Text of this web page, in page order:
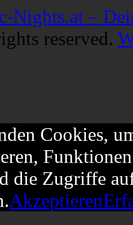
Nights.at –
reserved.
Cookies,
die Zugriffe
Akzeptieren